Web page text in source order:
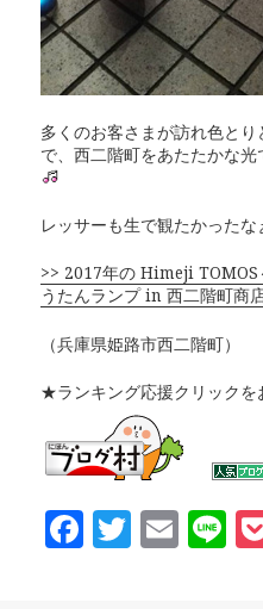
多くのお客さまが訪れ色と
で、西二階町をあたたかな
レッサーも生で観たかったな
>> 2017年の Himeji
うたんランプ in 西二階町商
（兵庫県姫路市西二階町）
★ランキング応援クリック
F
T
E
Li